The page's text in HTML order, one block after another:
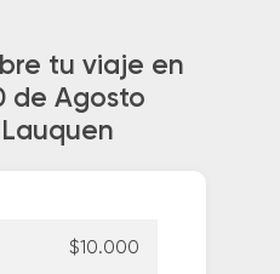
tu viaje en
de Agosto
$10.000